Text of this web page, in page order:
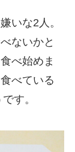
いな2人。
ないかと
べ始めま
べている
す。